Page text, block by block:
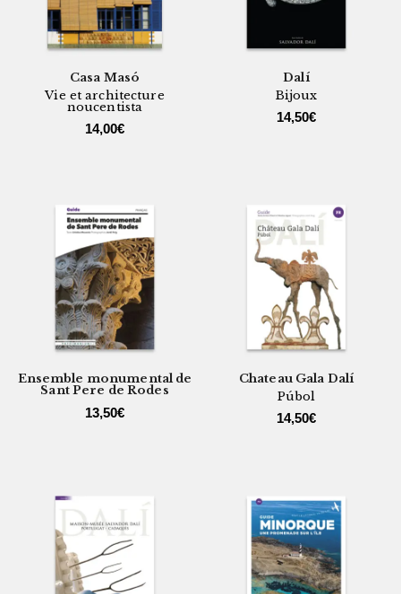
Casa Masó
Vie et architecture
noucentista
14,00€
Dalí
Bijoux
14,50€
Ensemble monumental de
Sant Pere de Rodes
13,50€
Chateau Gala Dalí
Púbol
14,50€